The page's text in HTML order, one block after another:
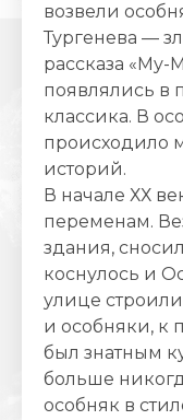
возвели
Тургенева —
рассказа «Му-
появлялись в
классика. В
происходило
историй.
В начале ХХ
переменам.
здания,
коснулось и
улице
и особняки, к
был знатным
больше
особняк в